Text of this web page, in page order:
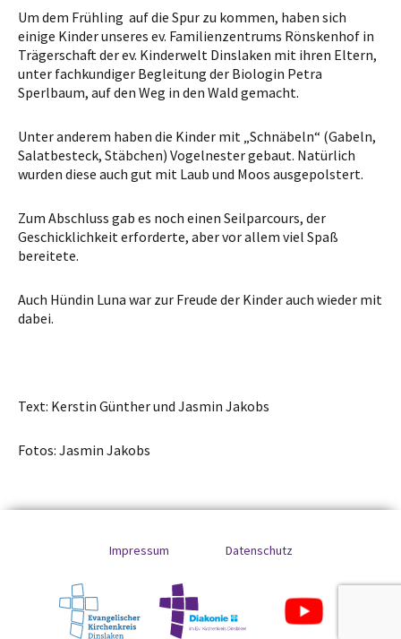
Um dem Frühling auf die Spur zu kommen, haben sich
einige Kinder unseres ev. Familienzentrums Rönskenhof in
Trägerschaft der ev. Kinderwelt Dinslaken mit ihren Eltern,
unter fachkundiger Begleitung der Biologin Petra
Sperlbaum, auf den Weg in den Wald gemacht.
Unter anderem haben die Kinder mit „Schnäbeln“ (Gabeln,
Salatbesteck, Stäbchen) Vogelnester gebaut. Natürlich
wurden diese auch gut mit Laub und Moos ausgepolstert.
Zum Abschluss gab es noch einen Seilparcours, der
Geschicklichkeit erforderte, aber vor allem viel Spaß
bereitete.
Auch Hündin Luna war zur Freude der Kinder auch wieder mit
dabei.
Text: Kerstin Günther und Jasmin Jakobs
Fotos: Jasmin Jakobs
Impressum Datenschutz